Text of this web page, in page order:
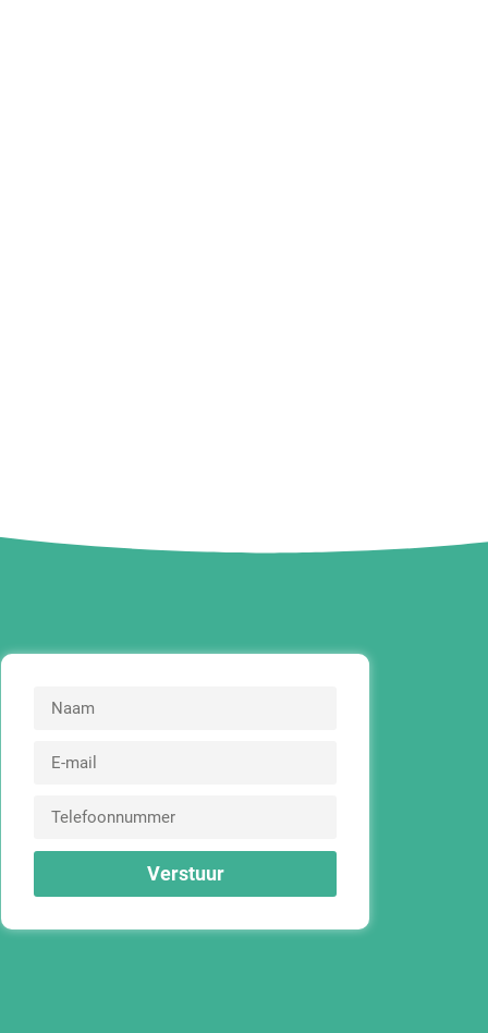
Verstuur